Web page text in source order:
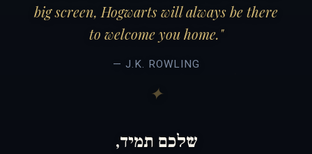
big screen, Hogwarts will always be there
to welcome you home."
— J.K. ROWLING
שלכם תמיד,